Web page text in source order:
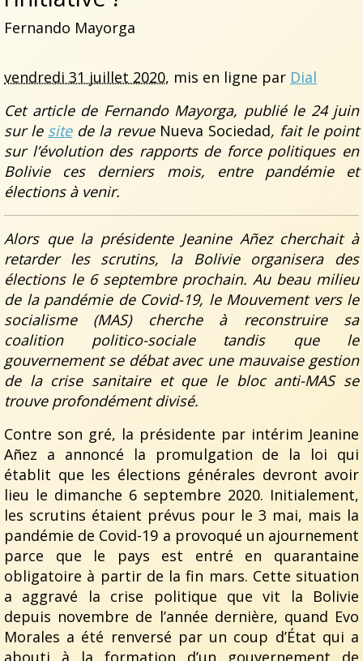
Fernando Mayorga
vendredi 31 juillet 2020, mis en ligne par Dial
Cet article de Fernando Mayorga, publié le 24 juin
sur le sitede la revueNueva Sociedad, fait le point
sur l’évolution des rapports de force politiques en
Bolivie ces derniers mois, entre pandémie et
élections à venir.
Alors que la présidente Jeanine Añez cherchait à
retarder les scrutins, la Bolivie organisera des
élections le 6 septembre prochain. Au beau milieu
de la pandémie de Covid-19, le Mouvement vers le
socialisme (MAS) cherche à reconstruire sa
coalition politico-sociale tandis que le
gouvernement se débat avec une mauvaise gestion
de la crise sanitaire et que le bloc anti-MAS se
trouve profondément divisé.
Contre son gré, la présidente par intérim Jeanine
Añez a annoncé la promulgation de la loi qui
établit que les élections générales devront avoir
lieu le dimanche 6 septembre 2020. Initialement,
les scrutins étaient prévus pour le 3 mai, mais la
pandémie de Covid-19 a provoqué un ajournement
parce que le pays est entré en quarantaine
obligatoire à partir de la fin mars. Cette situation
a aggravé la crise politique que vit la Bolivie
depuis novembre de l’année dernière, quand Evo
Morales a été renversé par un coup d’État qui a
abouti à la formation d’un gouvernement de